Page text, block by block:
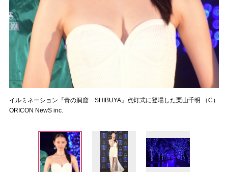
イルミネーション『青の洞窟 SHIBUYA』点灯式に登場した栗山千明 （C）
ORICON NewS inc.